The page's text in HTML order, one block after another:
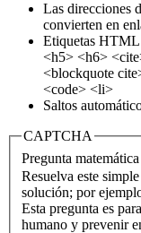
Las direcciones
convierten en
Etiquetas
<h5> <h6>
<blockquote
<code> <li>
Saltos
CAPTCHA
Pregunta matemática
Resuelva este
solución; por
Esta pregunta es
humano y prevenir